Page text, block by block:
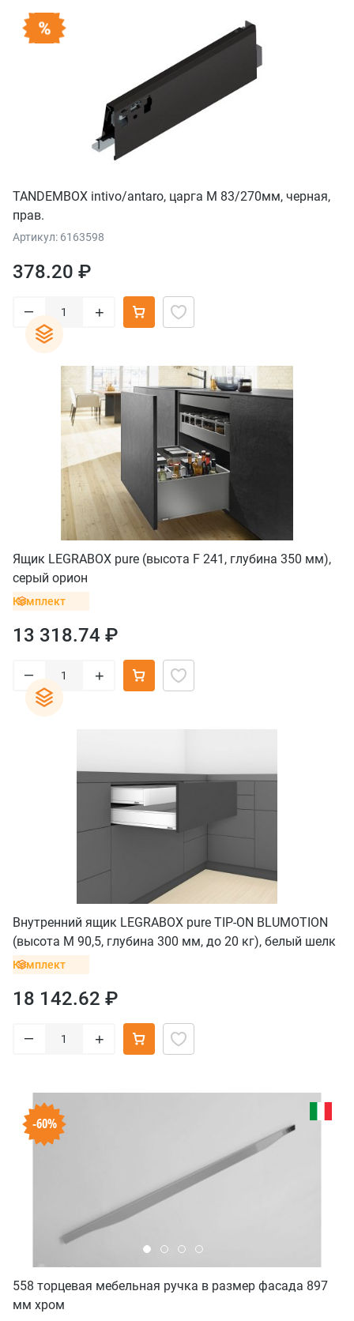
TANDEMBOX intivo/antaro, царга М 83/270мм, черная,
прав.
Артикул: 6163598
378.20 ₽
– +
Ящик LEGRABOX pure (высота F 241, глубина 350 мм),
серый орион
Комплект
13 318.74 ₽
– +
Внутренний ящик LEGRABOX pure TIP-ON BLUMOTION
(высота M 90,5, глубина 300 мм, до 20 кг), белый шелк
Комплект
18 142.62 ₽
– +
-60%
558 торцевая мебельная ручка в размер фасада 897
мм хром